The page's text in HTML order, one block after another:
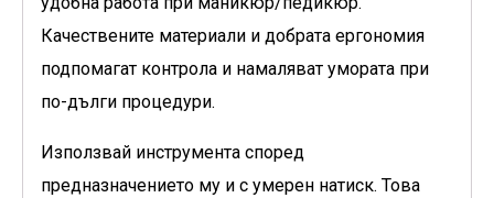
Качествените материали и добрата ергономия
подпомагат контрола и намаляват умората при
по-дълги процедури.
Използвай инструмента според
предназначението му и с умерен натиск. Това